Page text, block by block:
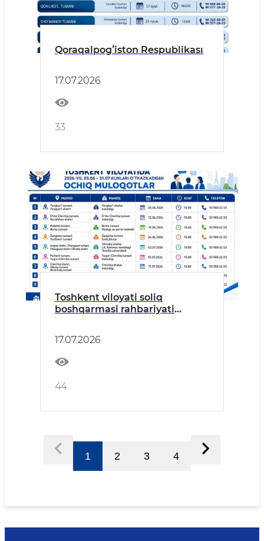
Qoraqalpogʻiston Respublikası
17.07.2026
33
Toshkent viloyati soliq
boshqarmasi rahbariyati
tashkil etilmoqda.
17.07.2026
44
1 2 3 4